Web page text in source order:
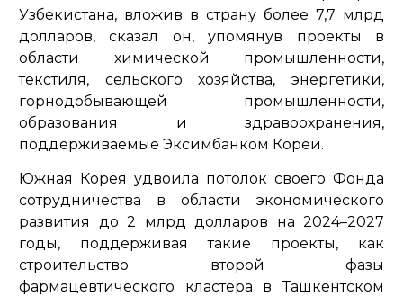
Узбекистана, вложив в страну более 7,7 млрд
долларов, сказал он, упомянув проекты в
области химической промышленности,
текстиля, сельского хозяйства, энергетики,
горнодобывающей промышленности,
образования и здравоохранения,
поддерживаемые Эксимбанком Кореи.
Южная Корея удвоила потолок своего Фонда
сотрудничества в области экономического
развития до 2 млрд долларов на 2024–2027
годы, поддерживая такие проекты, как
строительство второй фазы
фармацевтического кластера в Ташкентском